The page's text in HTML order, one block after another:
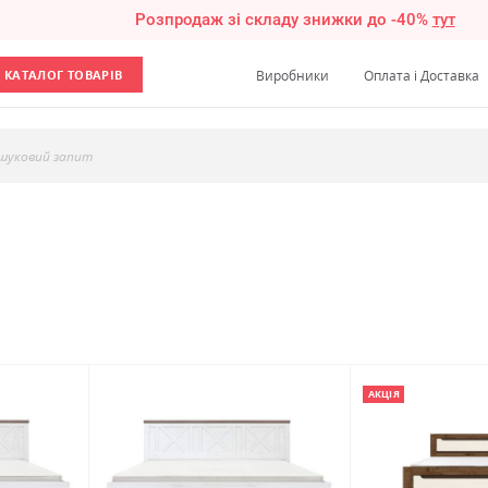
Розпродаж зі складу знижки до -40% тут
КАТАЛОГ ТОВАРІВ Виробники Оплата і Доставка
запит
АКЦІЯ